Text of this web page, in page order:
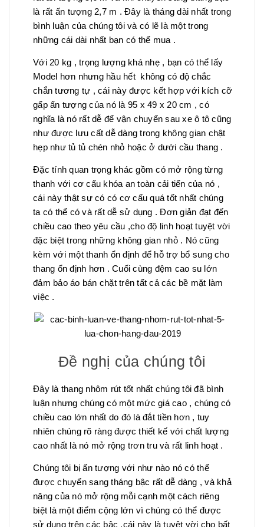
là rất ấn tượng 2,7 m . Đây là tháng dài nhất trong
bình luận của chúng tôi và có lẽ là một trong
những cái dài nhất bạn có thể mua .
Với 20 kg , trọng lượng khá nhẹ , bạn có thể lấy
Model hơn nhưng hầu hết không có độ chắc
chắn tương tự , cái này được kết hợp với kích cỡ
gấp ấn tượng của nó là 95 x 49 x 20 cm , có
nghĩa là nó rất dễ để vận chuyển sau xe ô tô cũng
như được lưu cất dễ dàng trong không gian chật
hẹp như tủ tủ chén nhỏ hoặc ở dưới cầu thang .
Đặc tính quan trọng khác gồm có mở rộng từng
thanh với cơ cấu khóa an toàn cải tiến của nó ,
cái này thật sự có có cơ cấu quá tốt nhất chúng
ta có thể có và rất dễ sử dụng . Đơn giản đạt đến
chiều cao theo yêu cầu ,cho độ linh hoạt tuyệt vời
đặc biệt trong những không gian nhỏ . Nó cũng
kèm với một thanh ổn định để hỗ trợ bổ sung cho
thang ổn định hơn . Cuối cùng đệm cao su lớn
đảm bảo áo bán chặt trên tất cả các bề mặt làm
việc .
Đề nghị của chúng tôi
Đây là thang nhôm rút tốt nhất chúng tôi đã bình
luận nhưng chúng có một mức giá cao , chúng có
chiều cao lớn nhất do đó là đắt tiền hơn , tuy
nhiên chúng rõ ràng được thiết kế với chất lượng
cao nhất là nó mở rộng trơn tru và rất linh hoạt .
Chúng tôi bị ấn tượng với như nào nó có thể
được chuyển sang tháng bậc rất dễ dàng , và khả
năng của nó mở rộng mỗi cạnh một cách riêng
biệt là một điểm cộng lớn vì chúng có thể được
sử dụng trên các bậc ,cái này là tuyệt vời cho bất